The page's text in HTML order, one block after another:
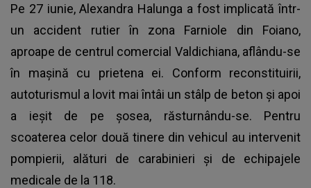
Pe 27 iunie, Alexandra Halunga a fost implicată într-
un accident rutier în zona Farniole din Foiano,
aproape de centrul comercial Valdichiana, aflându-se
în mașină cu prietena ei. Conform reconstituirii,
autoturismul a lovit mai întâi un stâlp de beton și apoi
a ieșit de pe șosea, răsturnându-se. Pentru
scoaterea celor două tinere din vehicul au intervenit
pompierii, alături de carabinieri și de echipajele
medicale de la 118.